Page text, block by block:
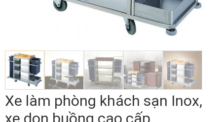
Xe làm phòng khách sạn Inox,
xe dọn buồng cao cấp